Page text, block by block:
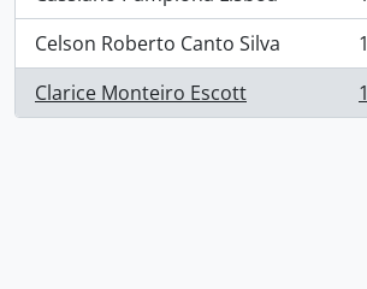
, 1 results
Celson Roberto Canto Silva
, 1 results
1
Clarice Monteiro Escott
, 1 results 1